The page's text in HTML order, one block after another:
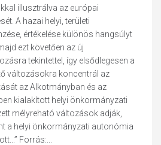
illusztrálva az európai
A hazai helyi, területi
értékelése különös hangsúlyt
ezt követően az új
tekintettel, így elsődlegesen a
változásokra koncentrál az
az Alkotmányban és az
kialakított helyi önkormányzati
mélyreható változások adják,
a helyi önkormányzati autonómia
Forrás:...